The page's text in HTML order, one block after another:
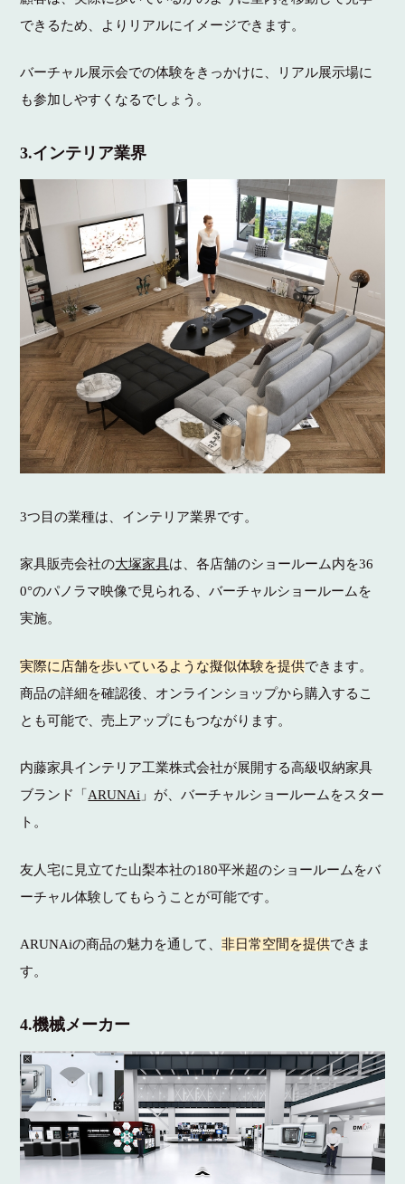
できるため、よりリアルにイメージできます。
バーチャル展示会での体験をきっかけに、リアル展示場に
も参加しやすくなるでしょう。
3.インテリア業界
3つ目の業種は、インテリア業界です。
家具販売会社の大塚家具は、各店舗のショールーム内を36
0°のパノラマ映像で見られる、バーチャルショールームを
実施。
実際に店舗を歩いているような擬似体験を提供できます。
商品の詳細を確認後、オンラインショップから購入するこ
とも可能で、売上アップにもつながります。
内藤家具インテリア工業株式会社が展開する高級収納家具
ブランド「ARUNAi 」が、バーチャルショールームをスター
ト。
友人宅に見立てた山梨本社の180平米超のショールームをバ
ーチャル体験してもらうことが可能です。
ARUNAiの商品の魅力を通して、非日常空間を提供できま
す。
4.機械メーカー